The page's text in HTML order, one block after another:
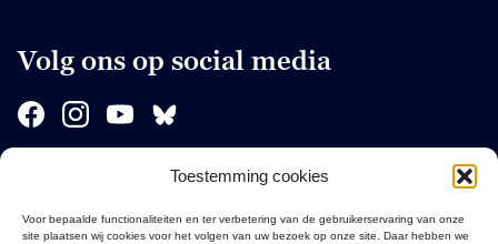
Toestemming cookies
Voor bepaalde functionaliteiten en ter verbetering van de gebruikerservaring van onze
site plaatsen wij cookies voor het volgen van uw bezoek op onze site. Daar hebben we
Volg ons op social media